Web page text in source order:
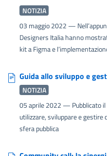
NOTIZIA
03 maggio 2022 —
Designers Italia hanno
kit a Figma e
Guida allo sviluppo e
NOTIZIA
05 aprile 2022 — Pubblicato il
utilizzare, sviluppare e
sfera pubblica